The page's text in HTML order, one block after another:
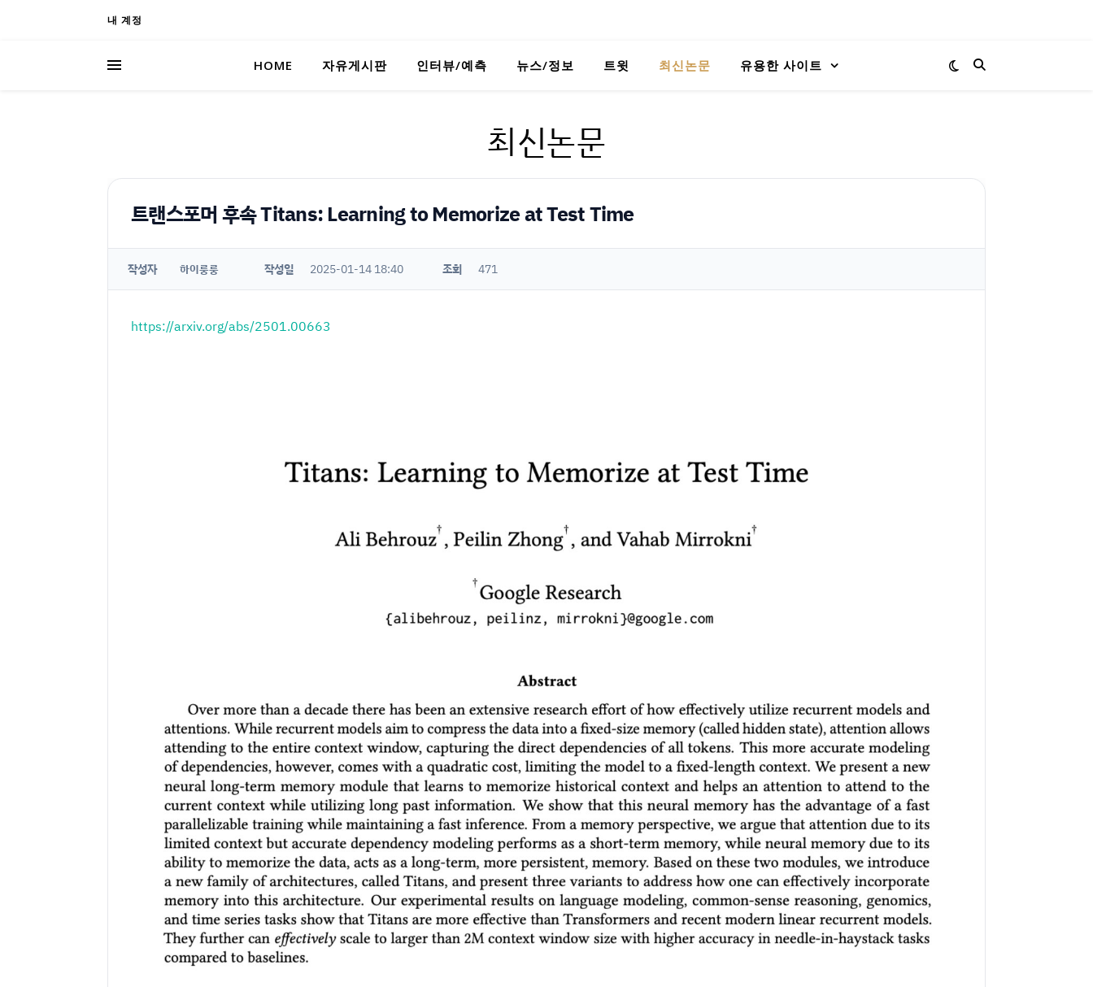
내 계정
HOME 자유게시판 인터뷰/예측 뉴스/정보 트윗 최신논문 유용한 사이트
최신논문
트랜스포머 후속 Titans: Learning to Memorize at Test Time
작성자 하이룽룽 작성일 2025-01-14 18:40 조회 471
https://arxiv.org/abs/2501.00663